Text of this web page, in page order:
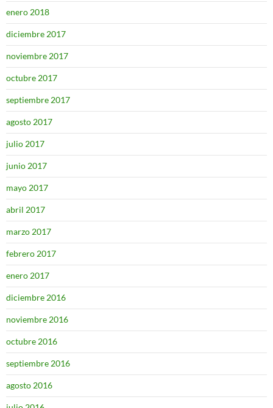
enero 2018
diciembre 2017
noviembre 2017
octubre 2017
septiembre 2017
agosto 2017
julio 2017
junio 2017
mayo 2017
abril 2017
marzo 2017
febrero 2017
enero 2017
diciembre 2016
noviembre 2016
octubre 2016
septiembre 2016
agosto 2016